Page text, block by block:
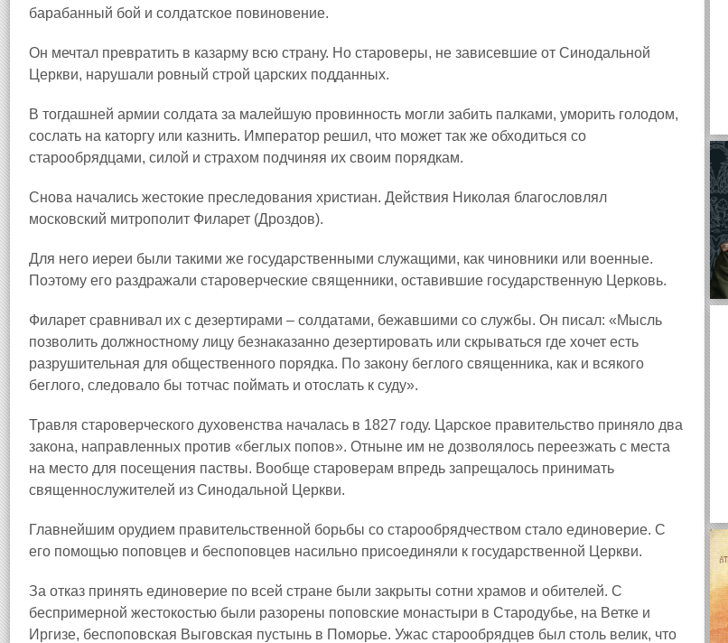
барабанный бой и солдатское повиновение.
Он мечтал превратить в казарму всю страну. Но староверы, не зависевшие от Синодальной
Церкви, нарушали ровный строй царских подданных.
В тогдашней армии солдата за малейшую провинность могли забить палками, уморить голодом,
сослать на каторгу или казнить. Император решил, что может так же обходиться со
старообрядцами, силой и страхом подчиняя их своим порядкам.
Снова начались жестокие преследования христиан. Действия Николая благословлял
московский митрополит Филарет (Дроздов).
Для него иереи были такими же государственными служащими, как чиновники или военные.
Поэтому его раздражали староверческие священники, оставившие государственную Церковь.
Филарет сравнивал их с дезертирами – солдатами, бежавшими со службы. Он писал: «Мысль
позволить должностному лицу безнаказанно дезертировать или скрываться где хочет есть
разрушительная для общественного порядка. По закону беглого священника, как и всякого
беглого, следовало бы тотчас поймать и отослать к суду».
Травля староверческого духовенства началась в 1827 году. Царское правительство приняло два
закона, направленных против «беглых попов». Отныне им не дозволялось переезжать с места
на место для посещения паствы. Вообще староверам впредь запрещалось принимать
священнослужителей из Синодальной Церкви.
Главнейшим орудием правительственной борьбы со старообрядчеством стало единоверие. С
его помощью поповцев и беспоповцев насильно присоединяли к государственной Церкви.
За отказ принять единоверие по всей стране были закрыты сотни храмов и обителей. С
беспримерной жестокостью были разорены поповские монастыри в Стародубье, на Ветке и
Иргизе, беспоповская Выговская пустынь в Поморье. Ужас старообрядцев был столь велик, что